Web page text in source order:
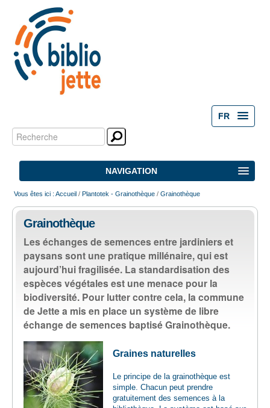
FR
Outils
personnels
Chercher par
Recherche
NAVIGATION
NOS ESPACES
LIVRES / SERVICES
ENSEIGNANTS
PLANTOTEK - GRAINOTHÈQUE
INFOS PRATIQUES
Vous êtes ici : Accueil / Plantotek - Grainothèque / Grainothèque
Grainothèque
Les échanges de semences entre jardiniers et
paysans sont une pratique millénaire, qui est
aujourd’hui fragilisée. La standardisation des
espèces végétales est une menace pour la
biodiversité. Pour lutter contre cela, la commune
de Jette a mis en place un système de libre
échange de semences baptisé Grainothèque.
Graines naturelles
Le principe de la grainothèque est
simple. Chacun peut prendre
gratuitement des semences à la